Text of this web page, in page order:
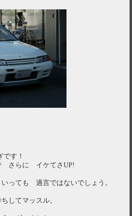
す！
らに イケてさUP!
っても 過言ではないでしょう。
してマッスル。